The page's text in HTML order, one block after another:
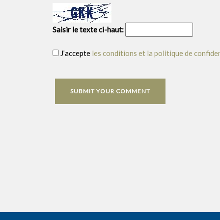
Saisir le texte ci-haut:
J’accepte les conditions et la politique de